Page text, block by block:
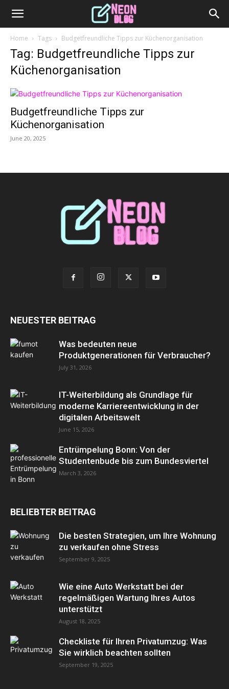
Home Tags Budgetfreundliche Tipps zur Küchenorganisation
Tag: Budgetfreundliche Tipps zur
Küchenorganisation
Budgetfreundliche Tipps zur
Küchenorganisation
June 20, 2025
NEUESTER BEITRAG
Was bedeuten neue
Produktgenerationen für Verbraucher?
July 31, 2026
IT-Weiterbildung als Grundlage für
moderne Karriereentwicklung in der
digitalen Arbeitswelt
June 15, 2026
Entrümpelung Bonn: Von der
Studentenbude bis zum Bundesviertel
March 3, 2026
BELIEBTER BEITRAG
Die besten Strategien, um Ihre Wohnung
zu verkaufen ohne Stress
September 9, 2025
Wie eine Auto Werkstatt bei der
regelmäßigen Wartung Ihres Autos
unterstützt
August 18, 2025
Checkliste für Ihren Privatumzug: Was
Sie wirklich beachten sollten
September 19, 2025